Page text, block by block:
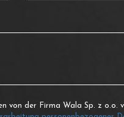
von der Firma Wala Sp. z